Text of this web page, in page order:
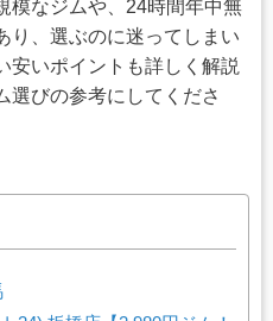
模なジムや、24時間年中無
り、選ぶのに迷ってしまい
安いポイントも詳しく解説
選びの参考にしてくださ